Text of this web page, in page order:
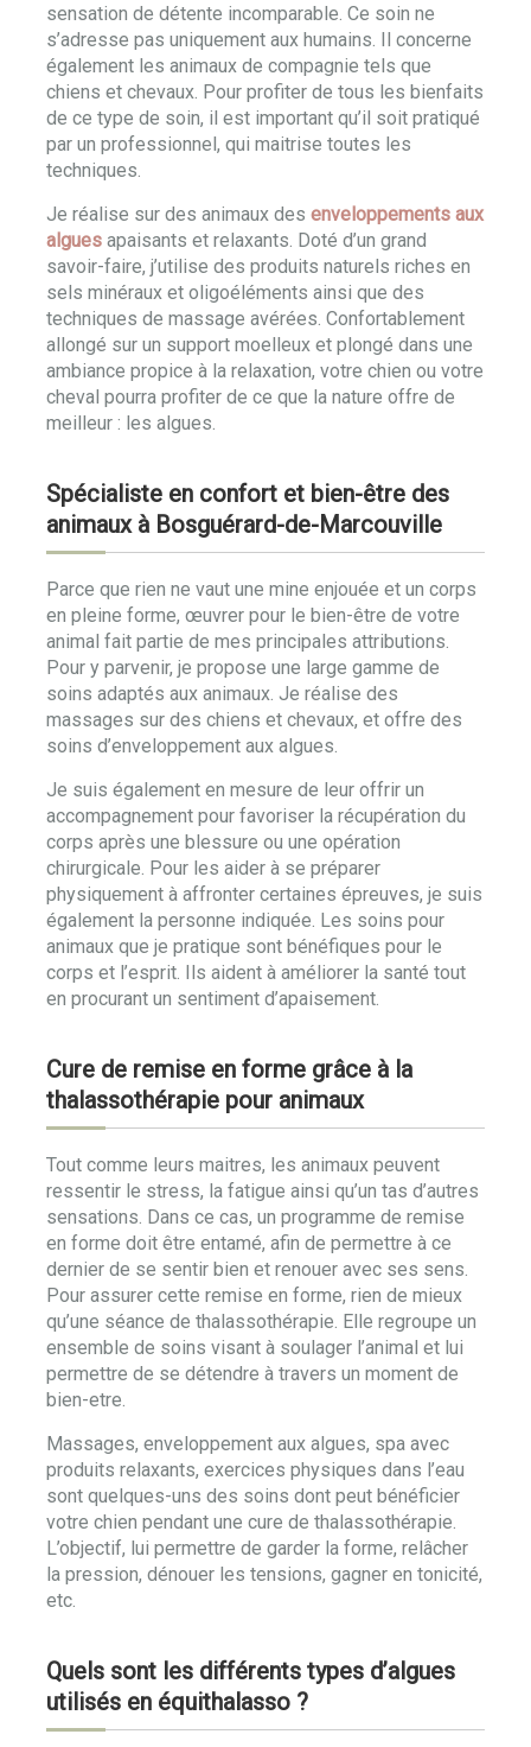
sensation de détente incomparable. Ce soin ne
s’adresse pas uniquement aux humains. Il concerne
également les animaux de compagnie tels que
chiens et chevaux. Pour profiter de tous les bienfaits
de ce type de soin, il est important qu’il soit pratiqué
par un professionnel, qui maitrise toutes les
techniques.
Je réalise sur des animaux des enveloppements aux
algues apaisants et relaxants. Doté d’un grand
savoir-faire, j’utilise des produits naturels riches en
sels minéraux et oligoéléments ainsi que des
techniques de massage avérées. Confortablement
allongé sur un support moelleux et plongé dans une
ambiance propice à la relaxation, votre chien ou votre
cheval pourra profiter de ce que la nature offre de
meilleur : les algues.
Spécialiste en confort et bien-être des
animaux à Bosguérard-de-Marcouville
Parce que rien ne vaut une mine enjouée et un corps
en pleine forme, œuvrer pour le bien-être de votre
animal fait partie de mes principales attributions.
Pour y parvenir, je propose une large gamme de
soins adaptés aux animaux. Je réalise des
massages sur des chiens et chevaux, et offre des
soins d’enveloppement aux algues.
Je suis également en mesure de leur offrir un
accompagnement pour favoriser la récupération du
corps après une blessure ou une opération
chirurgicale. Pour les aider à se préparer
physiquement à affronter certaines épreuves, je suis
également la personne indiquée. Les soins pour
animaux que je pratique sont bénéfiques pour le
corps et l’esprit. Ils aident à améliorer la santé tout
en procurant un sentiment d’apaisement.
Cure de remise en forme grâce à la
thalassothérapie pour animaux
Tout comme leurs maitres, les animaux peuvent
ressentir le stress, la fatigue ainsi qu’un tas d’autres
sensations. Dans ce cas, un programme de remise
en forme doit être entamé, afin de permettre à ce
dernier de se sentir bien et renouer avec ses sens.
Pour assurer cette remise en forme, rien de mieux
qu’une séance de thalassothérapie. Elle regroupe un
ensemble de soins visant à soulager l’animal et lui
permettre de se détendre à travers un moment de
bien-etre.
Massages, enveloppement aux algues, spa avec
produits relaxants, exercices physiques dans l’eau
sont quelques-uns des soins dont peut bénéficier
votre chien pendant une cure de thalassothérapie.
L’objectif, lui permettre de garder la forme, relâcher
la pression, dénouer les tensions, gagner en tonicité,
etc.
Quels sont les différents types d’algues
utilisés en équithalasso ?